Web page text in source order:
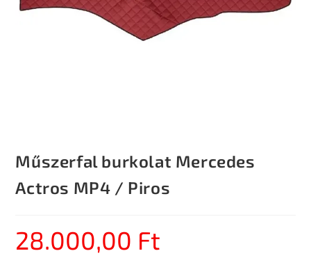
Műszerfal burkolat Mercedes
Actros MP4 / Piros
28.000,00 Ft